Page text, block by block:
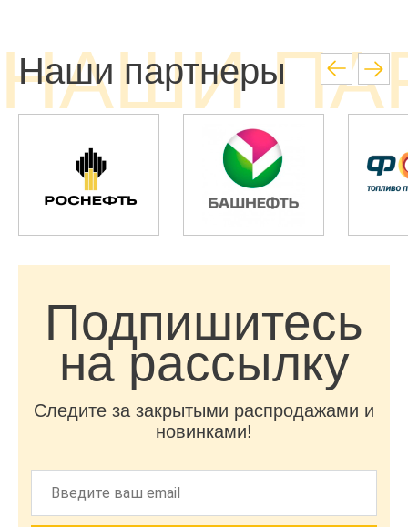
НАШИ
Наши партнеры
Подпишитесь
на рассылку
Следите за закрытыми распродажами и
новинками!